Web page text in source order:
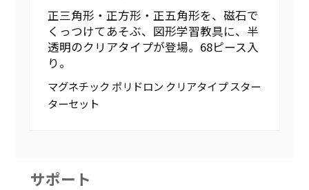
正三角形・正方形・正五角形を、磁石で
くっつけてあそぶ、図形学習教具に、半
透明のクリアタイプが登場。68ピース入
り。
マグネチック ポリドロン クリアタイプ スター
ターセット
サポート